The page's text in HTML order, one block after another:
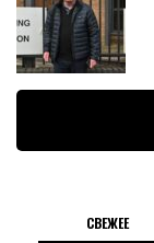
СВЕЖЕЕ